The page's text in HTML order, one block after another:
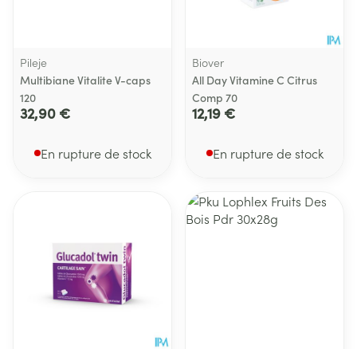
Pileje
Multibiane Vitalite V-caps
120
32,90 €
En rupture de stock
Biover
All Day Vitamine C Citrus
Comp 70
12,19 €
En rupture de stock